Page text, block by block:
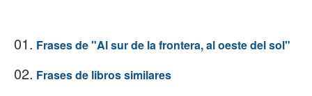
01. Frases de "Al sur de la frontera, al oeste del sol"
02. Frases de libros similares